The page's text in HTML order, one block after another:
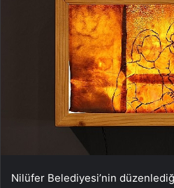
Nilüfer Belediyesi’nin